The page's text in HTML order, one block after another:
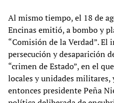
Al mismo tiempo, el 18 de
Encinas emitió, a bombo y
“Comisión de la Verdad”.
persecución y desaparición
“crimen de Estado”, en el
locales y unidades militares,
entonces presidente Peña